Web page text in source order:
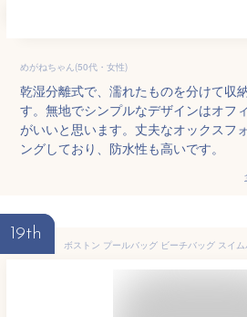
めがねちゃん(50代・女性)
乾湿分離式で、濡れたものを分けて収
す。無地でシンプルなデザインはオフ
がいいと思います。丈夫なオックスフ
ングしており、防水性も高いです。
19th